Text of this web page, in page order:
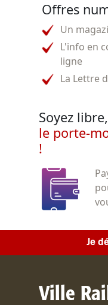
Offres
Un
L'info en
ligne
La Lettre
Soyez
le porte-
!
Je
Ville